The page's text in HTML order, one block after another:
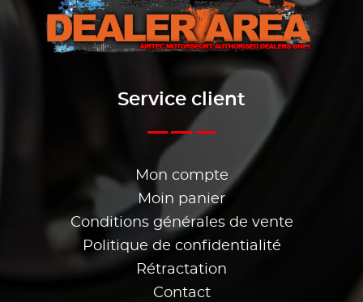
Service client
Mon compte
Moin panier
Conditions générales de vente
Politique de confidentialité
Rétractation
Contact